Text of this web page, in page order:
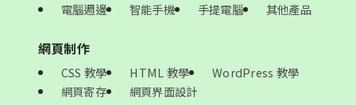
電腦週邊 智能手機 手提電腦 其他產品
網頁制作
CSS 教學 HTML 教學
WordPress 教學
網頁寄存
網頁界面設計